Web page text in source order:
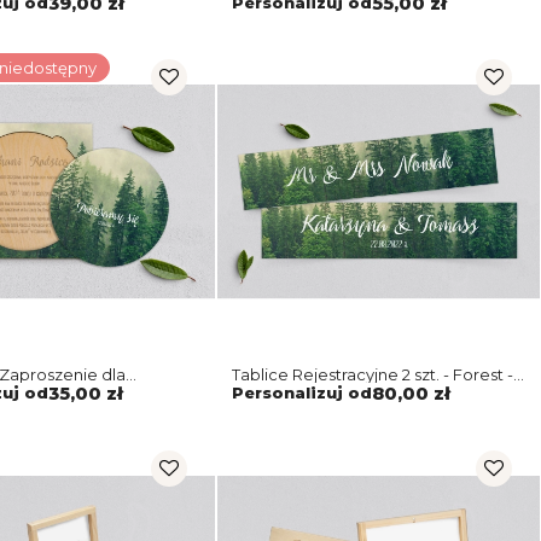
dla
- Forest - Motyw 1
od35,00 zł
Tablice Rejestracyjne 2 szt. - Forest -
Motyw 1
Personalizuj od80,00 zł